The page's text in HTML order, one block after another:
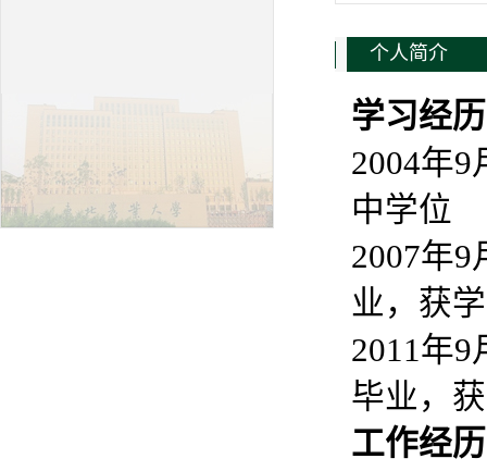
个人简介
学习经
2004年
中学位
2007年
业，获
2011年
毕业，
工作经